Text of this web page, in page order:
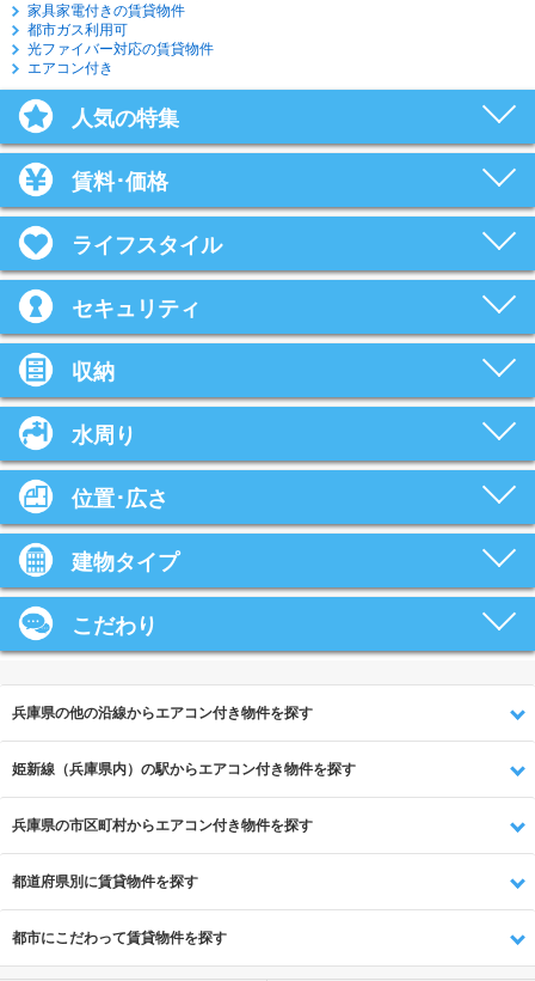
家具家電付きの賃貸物件
都市ガス利用可
光ファイバー対応の賃貸物件
エアコン付き
人気の特集
賃料･価格
ライフスタイル
セキュリティ
収納
水周り
位置･広さ
建物タイプ
こだわり
兵庫県の他の沿線からエアコン付き物件を探す
姫新線（兵庫県内）の駅からエアコン付き物件を探す
兵庫県の市区町村からエアコン付き物件を探す
都道府県別に賃貸物件を探す
都市にこだわって賃貸物件を探す